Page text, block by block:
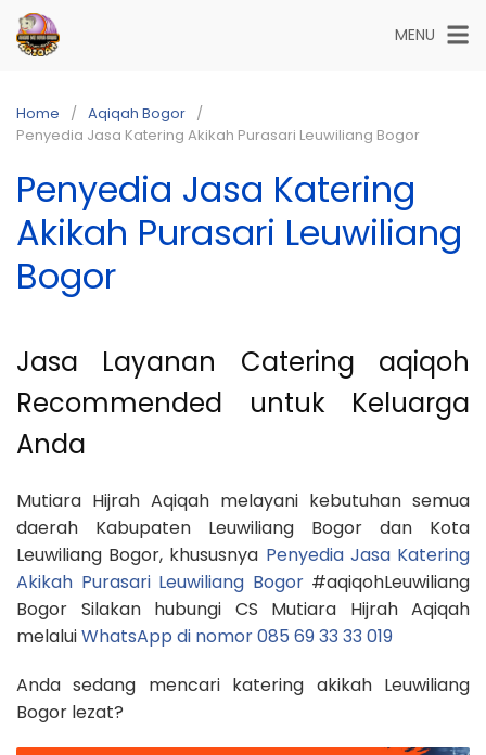
Skip
to
MENU
Home
Aqiqah Bogor
Penyedia Jasa Katering Akikah Purasari Leuwiliang Bogor
Penyedia Jasa Katering
Akikah Purasari Leuwiliang
Bogor
Jasa Layanan Catering aqiqoh
Recommended untuk Keluarga
Anda
Mutiara Hijrah Aqiqah melayani kebutuhan semua
daerah Kabupaten Leuwiliang Bogor dan Kota
Leuwiliang Bogor, khususnya Penyedia Jasa Katering
Akikah Purasari Leuwiliang Bogor#aqiqohLeuwiliang
Bogor Silakan hubungi CS Mutiara Hijrah Aqiqah
melaluiWhatsApp di nomor 085 69 33 33 019
Anda sedang mencari katering akikah Leuwiliang
Bogor lezat?